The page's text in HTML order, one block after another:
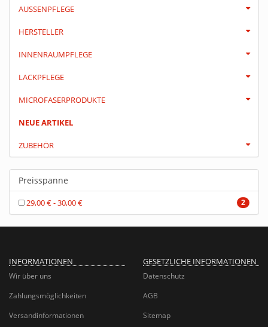
AUSSENPFLEGE
HERSTELLER
INNENRAUMPFLEGE
LACKPFLEGE
MICROFASERPRODUKTE
NEUE ARTIKEL
ZUBEHÖR
Preisspanne
2
29,00 € - 30,00 €
INFORMATIONEN
Wir über uns
Zahlungsmöglichkeiten
Versandinformationen
GESETZLICHE INFORMATIONEN
Datenschutz
AGB
Sitemap